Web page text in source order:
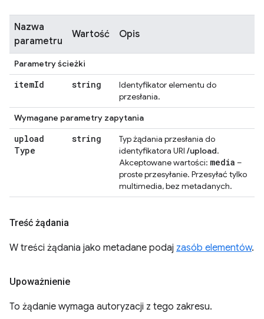
Nazwa
parametru
Wartość Opis
Parametry ścieżki
itemId string
Identyfikator elementu do
przesłania.
Wymagane parametry zapytania
upload
Type
string
Typ żądania przesłania do
identyfikatora URI /upload.
Akceptowane wartości: media –
proste przesyłanie. Przesyłać tylko
multimedia, bez metadanych.
Treść żądania
W treści żądania jako metadane podaj zasób elementów.
Upoważnienie
To żądanie wymaga autoryzacji z tego zakresu.